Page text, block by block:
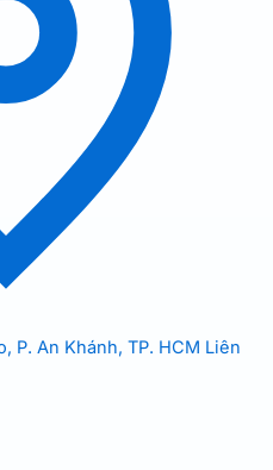
P. An Khánh, TP. HCM Liên